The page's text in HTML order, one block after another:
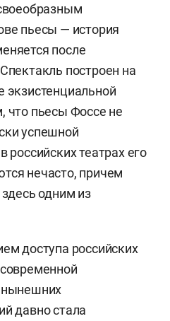
пьесы — история
после
построен на
экзистенциальной
что пьесы Фоссе не
успешной
российских театрах его
нечасто, причем
одним из
доступа российских
нынешних
давно стала